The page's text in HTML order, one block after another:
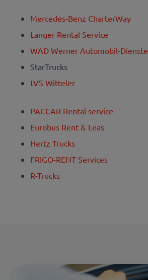
Mercedes-Benz CharterWay
Langer Rental Service
WAD Werner Automobil-Dienste
StarTrucks
LVS Witteler
PACCAR Rental service
Eurobus Rent & Leas
Hertz Trucks
FRIGO-RENT Services
R-Trucks